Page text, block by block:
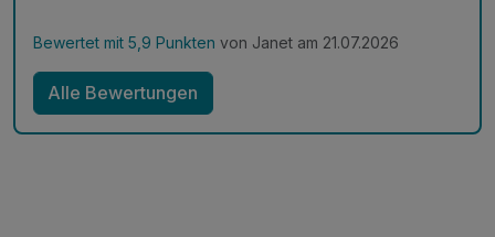
wieder buchen.
Bewertet mit 5,9 Punkten von Janet am 21.07.2026
Alle Bewertungen